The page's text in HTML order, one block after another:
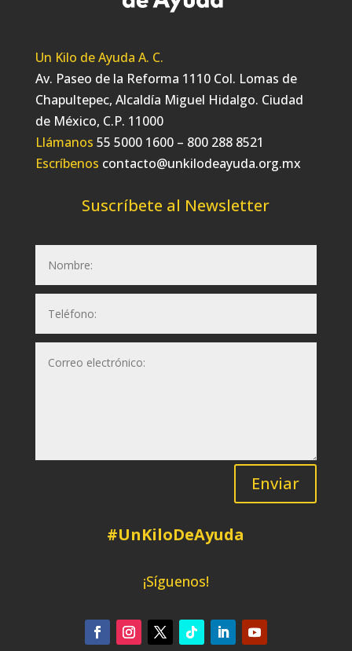
Un Kilo de Ayuda A. C.
Av. Paseo de la Reforma 1110 Col. Lomas de
Chapultepec, Alcaldía Miguel Hidalgo. Ciudad
de México, C.P. 11000
Llámanos 55 5000 1600 – 800 288 8521
Escríbenos contacto@unkilodeayuda.org.mx
Suscríbete al Newsletter
Enviar
#UnKiloDeAyuda
¡Síguenos!